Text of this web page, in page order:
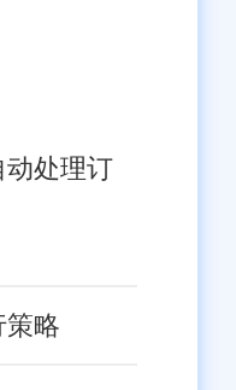
处理订
策略